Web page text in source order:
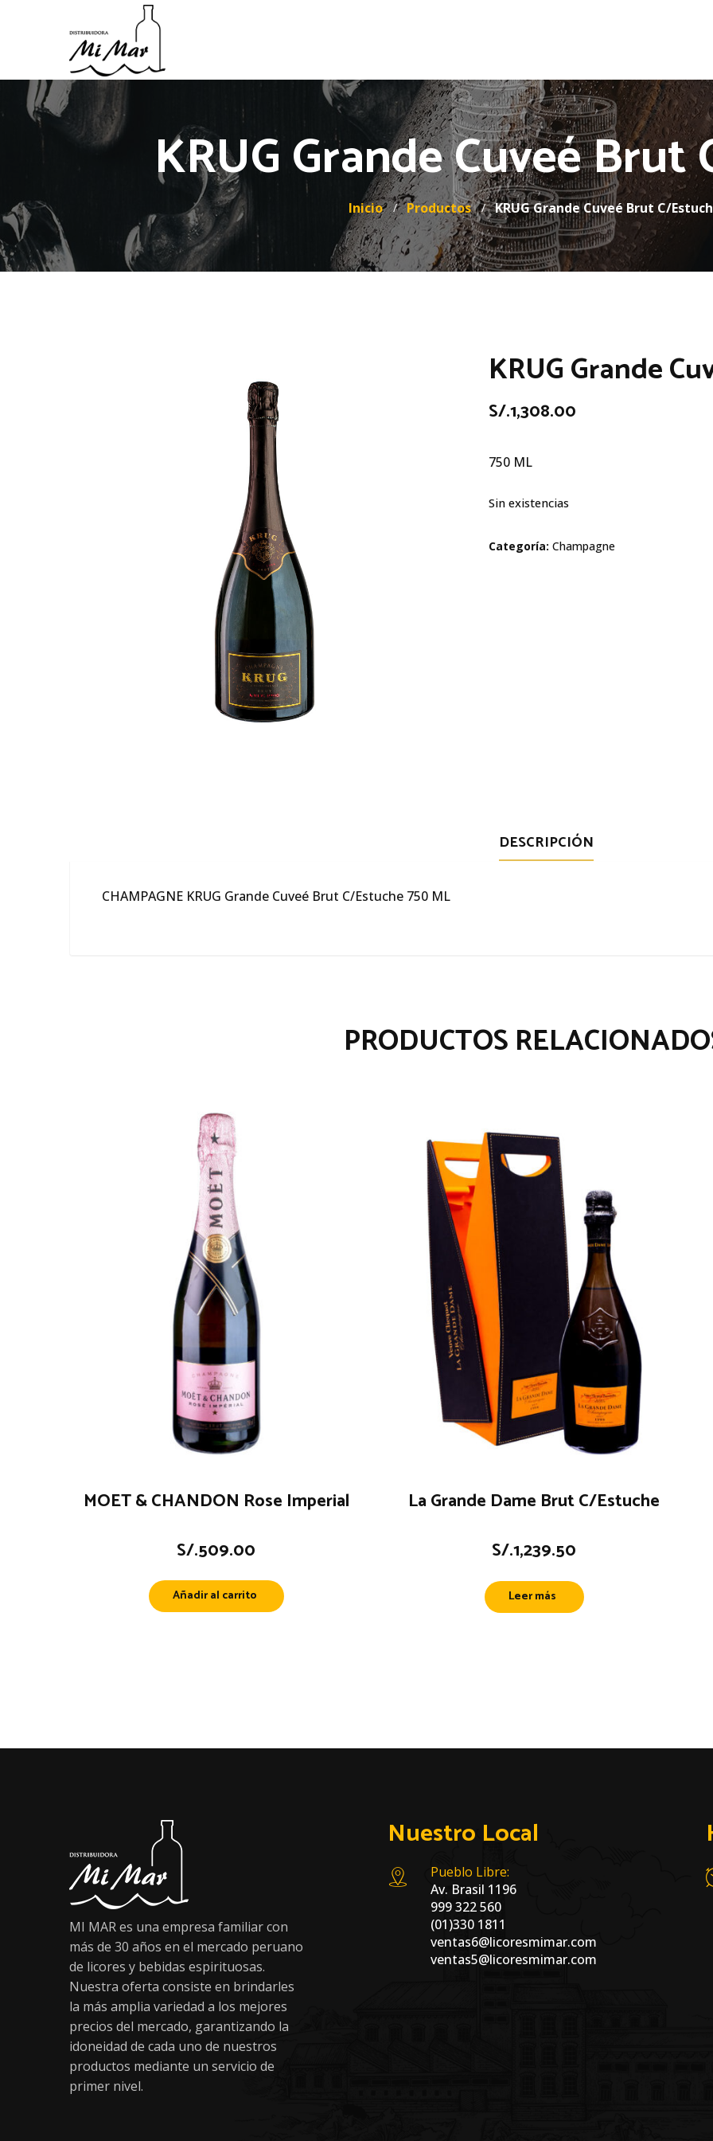
KRUG Grande Cuveé
Inicio Productos KRUG Grande Cuveé Brut C/
KRUG Grande
S/.1,308.00
750 ML
Sin existencias
Categoría: Champagne
DESCRIPCIÓN
CHAMPAGNE KRUG Grande Cuveé Brut C/Estuche 750 ML
PRODUCTOS
MOET & CHANDON Rose Imperial
S/.509.00
Añadir al carrito
La Grande Dame Brut C/Estuche
S/.1,239.50
Leer más
MI MAR es una empresa familiar con
más de 30 años en el mercado peruano
de licores y bebidas espirituosas.
Nuestra oferta consiste en brindarles
la más amplia variedad a los mejores
precios del mercado, garantizando la
idoneidad de cada uno de nuestros
productos mediante un servicio de
primer nivel.
Nuestro Local
Pueblo Libre:
Av. Brasil 1196
999 322 560
(01)330 1811
ventas6@licoresmimar.com
ventas5@licoresmimar.com